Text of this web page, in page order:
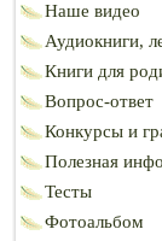
Наше видео
Аудиокниги,
Книги для
Вопрос-ответ
Конкурсы и
Полезная
Тесты
Фотоальбом